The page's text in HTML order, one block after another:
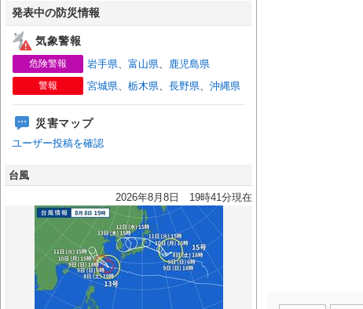
発表中の防災情報
気象警報
危険警報 岩手県、 富山県、 鹿児島県
警報 宮城県、 栃木県、 長野県、 沖縄県
災害マップ
ユーザー投稿を確認
台風
2026年8月8日 19時41分現在